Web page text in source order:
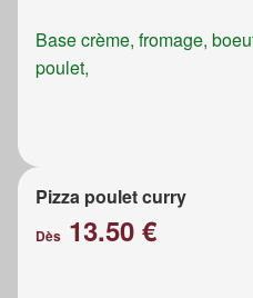
Base crème, fromage,
poulet,
Pizza poulet curry
Dès 13.50 €